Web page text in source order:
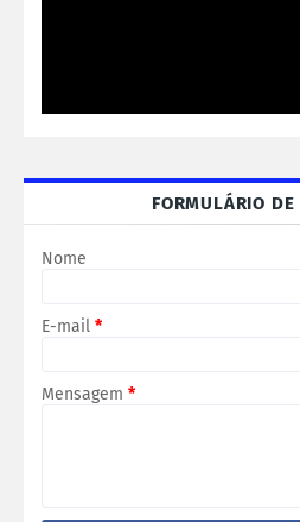
FORMULÁRIO DE
Nome
E-mail *
Mensagem *